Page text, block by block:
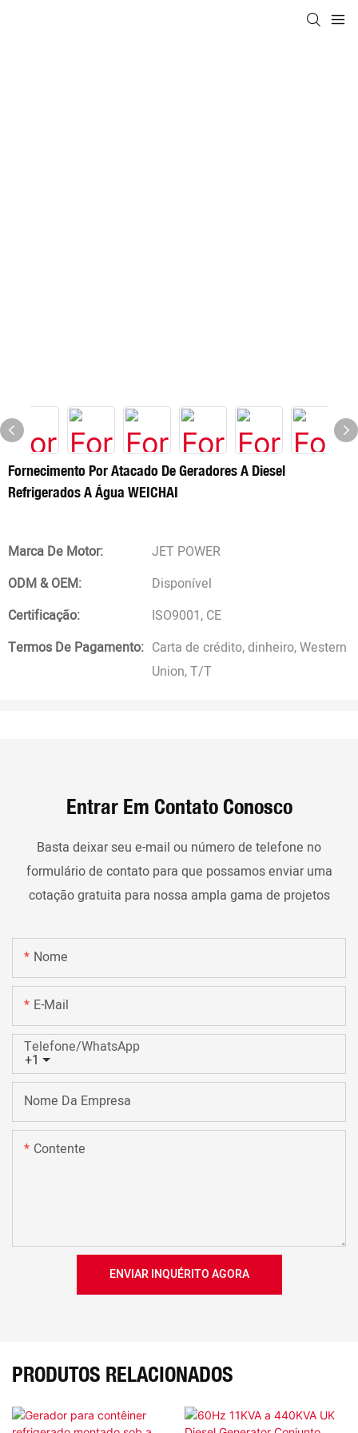
Fornecimento Por Atacado De Geradores A Diesel
Refrigerados A Água WEICHAI
Marca De Motor:
JET POWER
ODM & OEM:
Disponível
Certificação:
ISO9001, CE
Termos De Pagamento: Carta de crédito, dinheiro, Western
Union, T/T
Entrar Em Contato Conosco
Basta deixar seu e-mail ou número de telefone no
formulário de contato para que possamos enviar uma
cotação gratuita para nossa ampla gama de projetos
Nome
E-Mail
+1
Telefone/WhatsApp
Nome Da Empresa
Contente
ENVIAR INQUÉRITO AGORA
PRODUTOS RELACIONADOS